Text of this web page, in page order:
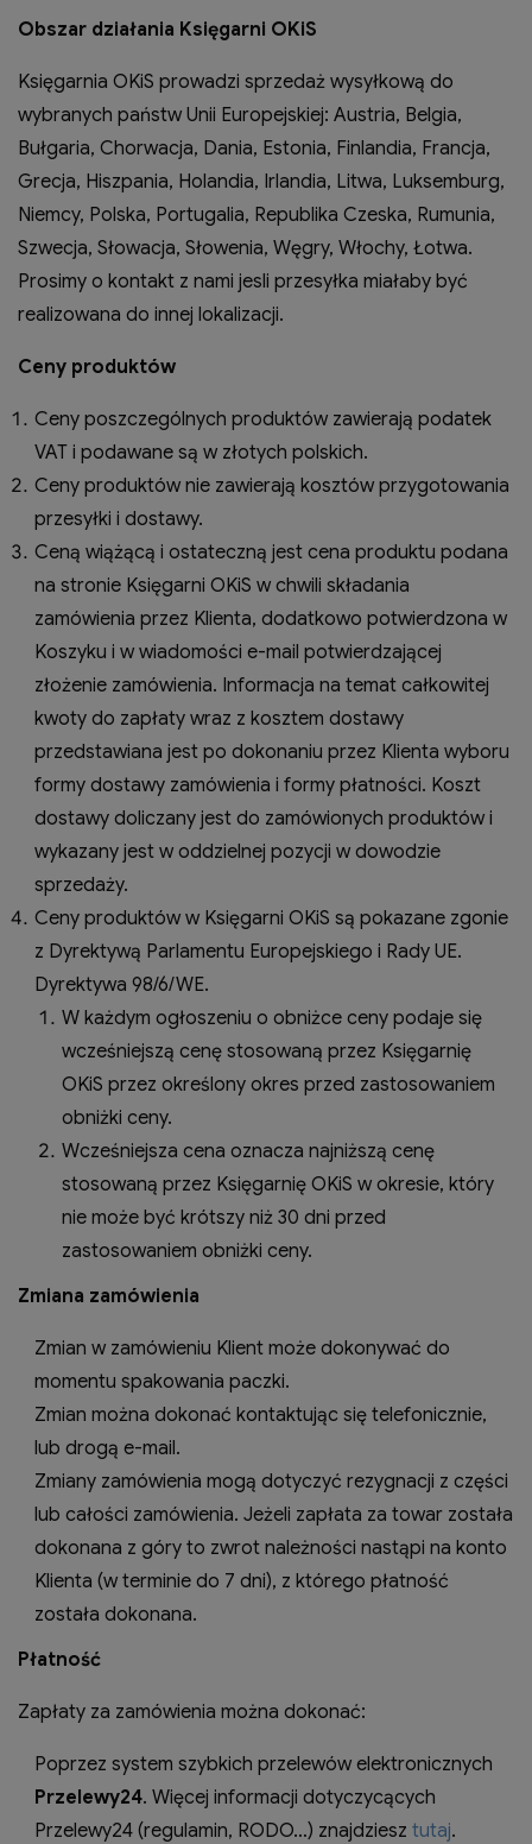
Obszar działania Księgarni OKiS
Księgarnia OKiS prowadzi sprzedaż wysyłkową do
wybranych państw Unii Europejskiej: Austria, Belgia,
Bułgaria, Chorwacja, Dania, Estonia, Finlandia, Francja,
Grecja, Hiszpania, Holandia, Irlandia, Litwa, Luksemburg,
Niemcy, Polska, Portugalia, Republika Czeska, Rumunia,
Szwecja, Słowacja, Słowenia, Węgry, Włochy, Łotwa.
Prosimy o kontakt z nami jesli przesyłka miałaby być
realizowana do innej lokalizacji.
Ceny produktów
Ceny poszczególnych produktów zawierają podatek
VAT i podawane są w złotych polskich.
Ceny produktów nie zawierają kosztów przygotowania
przesyłki i dostawy.
Ceną wiążącą i ostateczną jest cena produktu podana
na stronie Księgarni OKiS w chwili składania
zamówienia przez Klienta, dodatkowo potwierdzona w
Koszyku i w wiadomości e-mail potwierdzającej
złożenie zamówienia. Informacja na temat całkowitej
kwoty do zapłaty wraz z kosztem dostawy
przedstawiana jest po dokonaniu przez Klienta wyboru
formy dostawy zamówienia i formy płatności. Koszt
dostawy doliczany jest do zamówionych produktów i
wykazany jest w oddzielnej pozycji w dowodzie
sprzedaży.
Ceny produktów w Księgarni OKiS są pokazane zgonie
z Dyrektywą Parlamentu Europejskiego i Rady UE.
Dyrektywa 98/6/WE.
W każdym ogłoszeniu o obniżce ceny podaje się
wcześniejszą cenę stosowaną przez Księgarnię
OKiS przez określony okres przed zastosowaniem
obniżki ceny.
Wcześniejsza cena oznacza najniższą cenę
stosowaną przez Księgarnię OKiS w okresie, który
nie może być krótszy niż 30 dni przed
zastosowaniem obniżki ceny.
Zmiana zamówienia
Zmian w zamówieniu Klient może dokonywać do
momentu spakowania paczki.
Zmian można dokonać kontaktując się telefonicznie,
lub drogą e-mail.
Zmiany zamówienia mogą dotyczyć rezygnacji z części
lub całości zamówienia. Jeżeli zapłata za towar została
dokonana z góry to zwrot należności nastąpi na konto
Klienta (w terminie do 7 dni), z którego płatność
została dokonana.
Płatność
Zapłaty za zamówienia można dokonać:
Poprzez system szybkich przelewów elektronicznych
Przelewy24. Więcej informacji dotyczycących
Przelewy24 (regulamin, RODO…) znajdziesztutaj.